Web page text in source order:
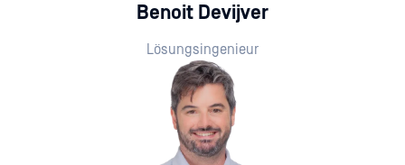
Benoit Devijver
Lösungsingenieur